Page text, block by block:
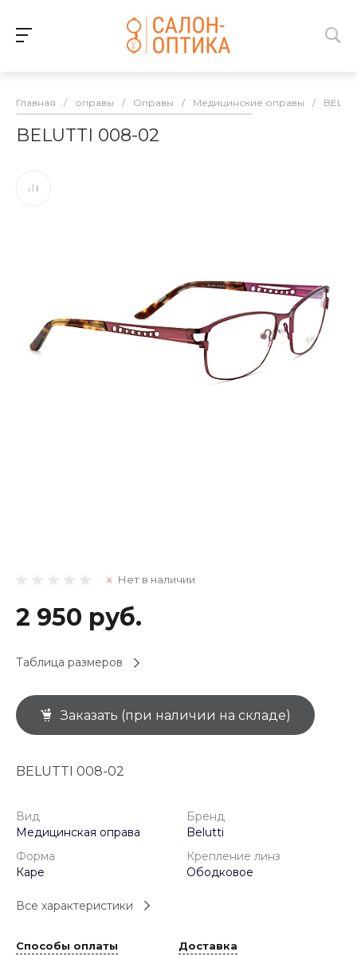
Главная / оправы / Оправы / Медицинские оправы /
BELUTTI 008-02
Нет в наличии
2 950 руб.
Таблица размеров
Заказать (при наличии на складе)
BELUTTI 008-02
Вид
Медицинская оправа
Бренд
Belutti
Форма
Каре
Крепление линз
Ободковое
Все характеристики
Способы оплаты Доставка